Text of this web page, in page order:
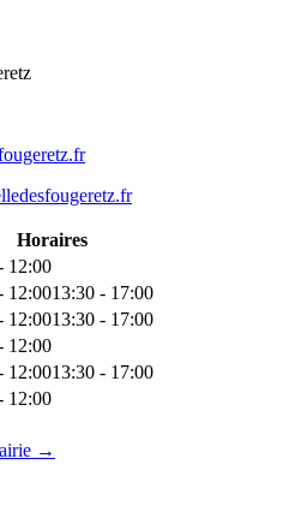
Horaires
12:00
12:0013:30 - 17:00
12:0013:30 - 17:00
12:00
12:0013:30 - 17:00
12:00
→